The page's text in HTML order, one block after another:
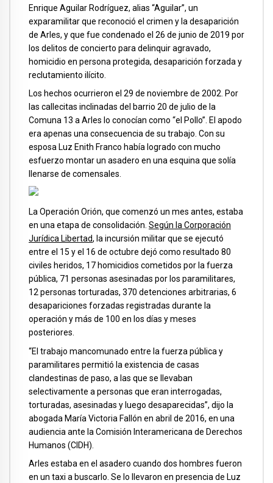
Enrique Aguilar Rodríguez, alias “Aguilar”, un
exparamilitar que reconoció el crimen y la desaparición
de Arles, y que fue condenado el 26 de junio de 2019 por
los delitos de concierto para delinquir agravado,
homicidio en persona protegida, desaparición forzada y
reclutamiento ilícito.
Los hechos ocurrieron el 29 de noviembre de 2002. Por
las callecitas inclinadas del barrio 20 de julio de la
Comuna 13 a Arles lo conocían como “el Pollo”. El apodo
era apenas una consecuencia de su trabajo. Con su
esposa Luz Enith Franco había logrado con mucho
esfuerzo montar un asadero en una esquina que solía
llenarse de comensales.
La Operación Orión, que comenzó un mes antes, estaba
en una etapa de consolidación. Según la Corporación
Jurídica Libertad, la incursión militar que se ejecutó
entre el 15 y el 16 de octubre dejó como resultado 80
civiles heridos, 17 homicidios cometidos por la fuerza
pública, 71 personas asesinadas por los paramilitares,
12 personas torturadas, 370 detenciones arbitrarias, 6
desapariciones forzadas registradas durante la
operación y más de 100 en los días y meses
posteriores.
“El trabajo mancomunado entre la fuerza pública y
paramilitares permitió la existencia de casas
clandestinas de paso, a las que se llevaban
selectivamente a personas que eran interrogadas,
torturadas, asesinadas y luego desaparecidas”, dijo la
abogada María Victoria Fallón en abril de 2016, en una
audiencia ante la Comisión Interamericana de Derechos
Humanos (CIDH).
Arles estaba en el asadero cuando dos hombres fueron
en un taxi a buscarlo. Se lo llevaron en presencia de Luz